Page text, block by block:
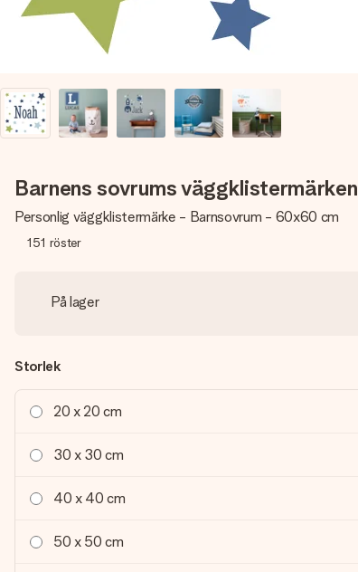
Barnens sovrums väggklistermärken
Personlig väggklistermärke - Barnsovrum - 60x60 cm
151 röster
På lager
Storlek
20 x 20 cm
30 x 30 cm
40 x 40 cm
50 x 50 cm